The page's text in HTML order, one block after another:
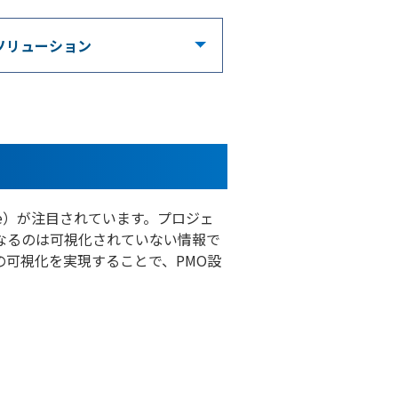
リューション
が注目されています。プロジェ
のは可視化されていない情報で
視化を実現することで、PMO設